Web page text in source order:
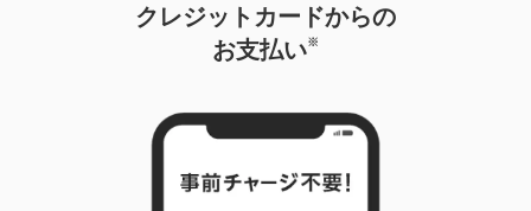
クレジットカードからの
お支払い※